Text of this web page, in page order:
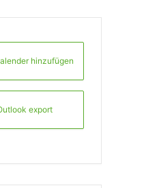
hinzufügen
export